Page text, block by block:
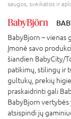
saugos, sveikatos ir
BabyBjorn – vienas
Įmonė savo
šiandien BabyCity/
patikimų, stilingų ir
gultukų, prekių
praskaidrinti gali
BabyBjorn vertybės
atsispindi jų